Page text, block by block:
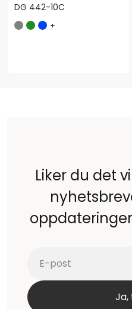
DG 442-10C
+
Liker du det